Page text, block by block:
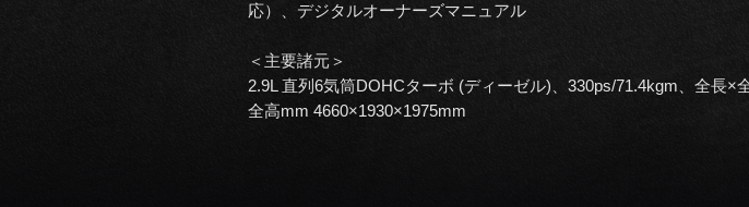
応）、デジタルオーナーズマニュアル
＜主要諸元＞
2.9L 直列6気筒DOHCターボ (ディーゼル)、330ps/71.4kgm、全長×
全高mm 4660×1930×1975mm